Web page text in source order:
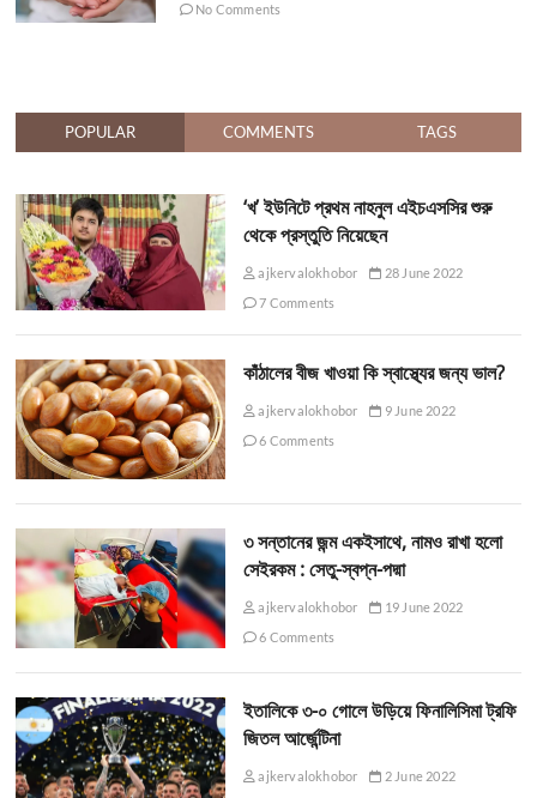
No Comments
POPULAR COMMENTS TAGS
‘খ’ ইউনিটে প্রথম নাহনুল এইচএসসির শুরু
থেকে প্রস্তুতি নিয়েছেন
ajkervalokhobor
28 June 2022
7 Comments
কাঁঠালের বীজ খাওয়া কি স্বাস্থ্যের জন্য ভাল?
ajkervalokhobor
9 June 2022
6 Comments
৩ সন্তানের জন্ম একইসাথে, নামও রাখা হলো
সেইরকম : সেতু-স্বপ্ন-পদ্মা
ajkervalokhobor
19 June 2022
6 Comments
ইতালিকে ৩-০ গোলে উড়িয়ে ফিনালিসিমা ট্রফি
জিতল আর্জেন্টিনা
ajkervalokhobor
2 June 2022